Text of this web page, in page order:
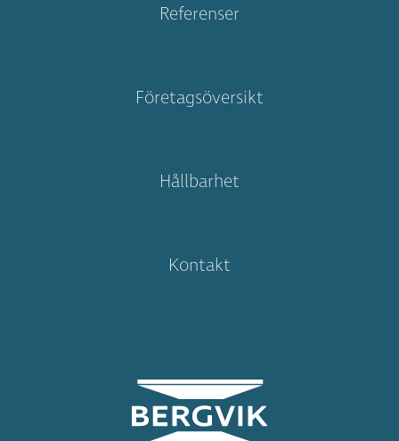
Referenser
Företagsöversikt
Hållbarhet
Kontakt